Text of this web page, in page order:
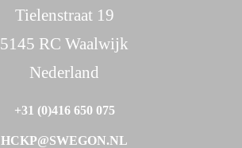
Tielenstraat 19
5145 RC Waalwijk
Nederland
+31 (0)416 650 075
HCKP@SWEGON.NL